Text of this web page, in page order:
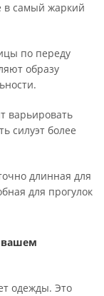
в самый жаркий
по переду
образу
варьировать
силуэт более
длинная для
для прогулок
вашем
одежды. Это